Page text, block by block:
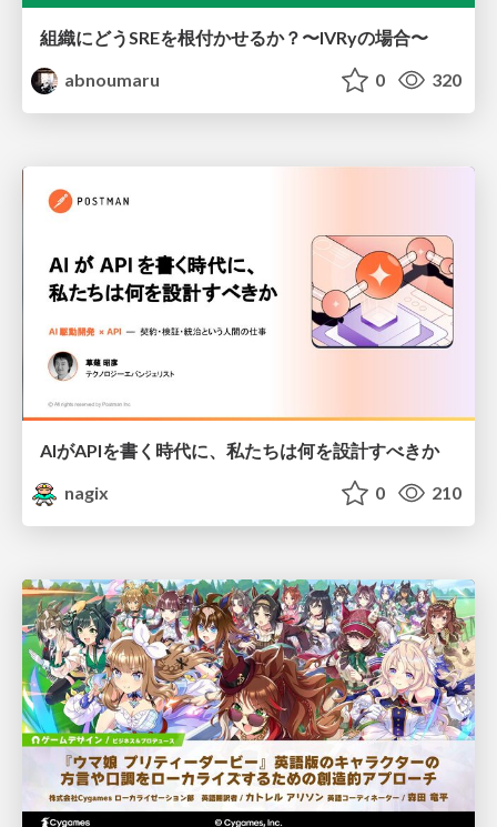
組織にどうSREを根付かせるか？〜IVRyの場合〜
abnoumaru
0 320
AIがAPIを書く時代に、私たちは何を設計すべきか
nagix
0 210